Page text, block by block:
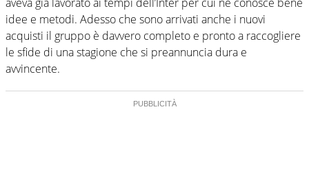
idee e metodi. Adesso che sono arrivati anche i nuovi
acquisti il gruppo è davvero completo e pronto a raccogliere
le sfide di una stagione che si preannuncia dura e
avvincente.